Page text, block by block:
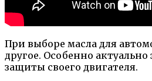
При выборе масла для
другое. Особенно
защиты своего двигателя.